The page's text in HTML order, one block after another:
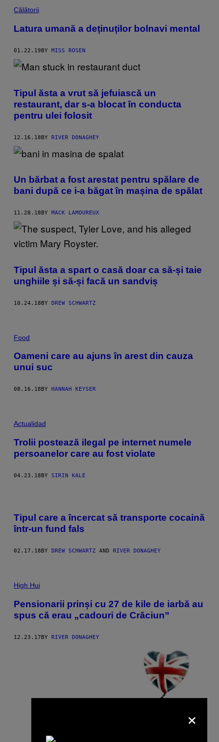
Călătorii
Latura umană a deținuților bolnavi mental
01.22.19BY MISS ROSEN
Tipul ăsta a vrut să jefuiască un
restaurant, dar s-a blocat în conducta
pentru ulei folosit
12.16.18BY RIVER DONAGHEY
Un bărbat a fost arestat pentru spălare de
bani după ce i-a băgat în mașina de spălat
11.28.18 BY MACK LAMOUREUX
Tipul ăsta a spart o casă doar ca să-și taie
unghiile și să-și facă un sandviș
10.24.18BY DREW SCHWARTZ
Food
Oameni care au ajuns în arest din cauza
unui suc
08.16.18 BY HANNAH KEYSER
Actualidad
Trolii postează ilegal pe internet numele
persoanelor care au fost violate
04.23.18BY SIRIN KALE
Tipul care a încercat să transporte cocaină
într-un fund fals
02.17.18 BY DREW SCHWARTZ AND RIVER DONAGHEY
High Hui
Pensionarii prinși cu 27 de kile de iarbă au
spus că erau „cadouri de Crăciun”
12.23.17BY RIVER DONAGHEY
×